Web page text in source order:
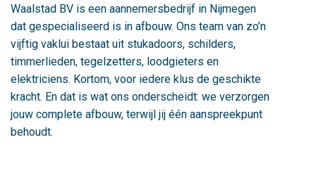
Waalstad BV is een aannemersbedrijf in Nijmegen
dat gespecialiseerd is in afbouw. Ons team van zo’n
vijftig vaklui bestaat uit stukadoors, schilders,
timmerlieden, tegelzetters, loodgieters en
elektriciens. Kortom, voor iedere klus de geschikte
kracht. En dat is wat ons onderscheidt: we verzorgen
jouw complete afbouw, terwijl jij één aanspreekpunt
behoudt.